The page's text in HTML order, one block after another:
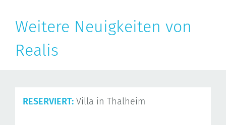
Weitere Neuigkeiten von
Realis
RESERVIERT: Villa in Thalheim